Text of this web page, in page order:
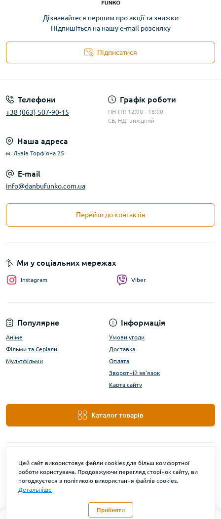
Дізнавайтеся першим про акції та знижки
Підпишіться на нашу e-mail розсилку
Підписатися
Телефони
+38 (063) 507-90-15
Графік роботи
ПН-ПТ: 12:00 - 18:00
СБ, НД: вихідний
Наша адреса
м. Львів Торф'яна 25
E-mail
info@danbufunko.com.ua
Перейти до контактів
Популярне
Аніме
Фільми та Серіали
Мультфільми
Інформація
Умови угоди
Доставка
Оплата
Зворотній зв'язок
Карта сайту
Каталог товарів
Ми у соціальних мережах
Instagram Viber
Цей сайт використовує файли cookies для більш комфортної
роботи користувача. Продовжуючи перегляд сторінок сайту, ви
погоджуєтеся з політикою використання файлів cookies.
Детальніше
Прийняти